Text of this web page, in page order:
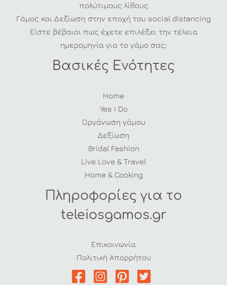
πολύτιμους λίθους
Γάμος και Δεξίωση στην εποχή του social distancing
Είστε βέβαιοι πως έχετε επιλέξει την τέλεια
ημερομηνία για το γάμο σας;
Βασικές Ενότητες
Home
Yes I Do
Οργάνωση γάμου
Δεξίωση
Bridal Fashion
Live Love & Travel
Home & Cooking
Πληροφορίες για το
teleiosgamos.gr
Επικοινωνία
Πολιτική Απορρήτου